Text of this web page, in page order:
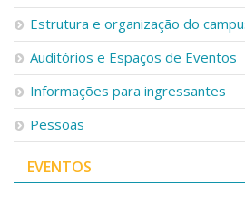
Agenda de Eventos
Defesa de Teses
Estrutura e organização do
Auditórios e Espaços de Eventos
Informações para ingressantes
Pessoas
EVENTOS